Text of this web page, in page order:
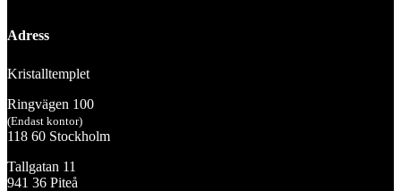
Adress
Kristalltemplet
Ringvägen 100
(Endast kontor)
118 60 Stockholm
Tallgatan 11
941 36 Piteå